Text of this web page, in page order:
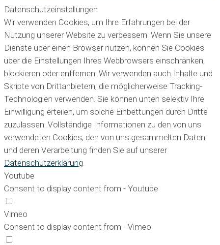
Datenschutzeinstellungen
Wir verwenden Cookies, um Ihre Erfahrungen bei der
Nutzung unserer Website zu verbessern. Wenn Sie unsere
Dienste über einen Browser nutzen, können Sie Cookies
über die Einstellungen Ihres Webbrowsers einschränken,
blockieren oder entfernen. Wir verwenden auch Inhalte und
Skripte von Drittanbietern, die möglicherweise Tracking-
Technologien verwenden. Sie können unten selektiv Ihre
Einwilligung erteilen, um solche Einbettungen durch Dritte
zuzulassen. Vollständige Informationen zu den von uns
verwendeten Cookies, den von uns gesammelten Daten
und deren Verarbeitung finden Sie auf unserer
Datenschutzerklärung.
Youtube
Consent to display content from - Youtube
Vimeo
Consent to display content from - Vimeo